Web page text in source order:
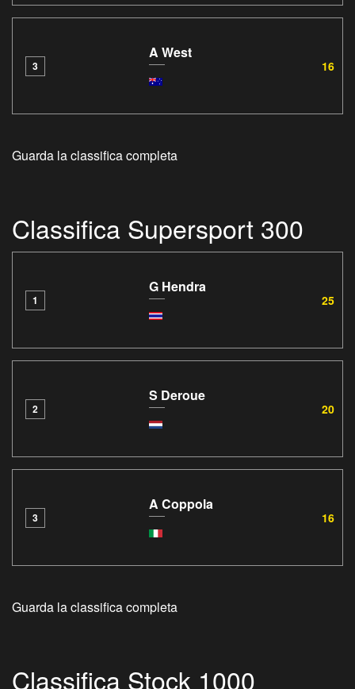
3
A West
16
Guarda la classifica completa
Classifica Supersport 300
1
G Hendra
25
2
S Deroue
20
3
A Coppola
16
Guarda la classifica completa
Classifica Stock 1000